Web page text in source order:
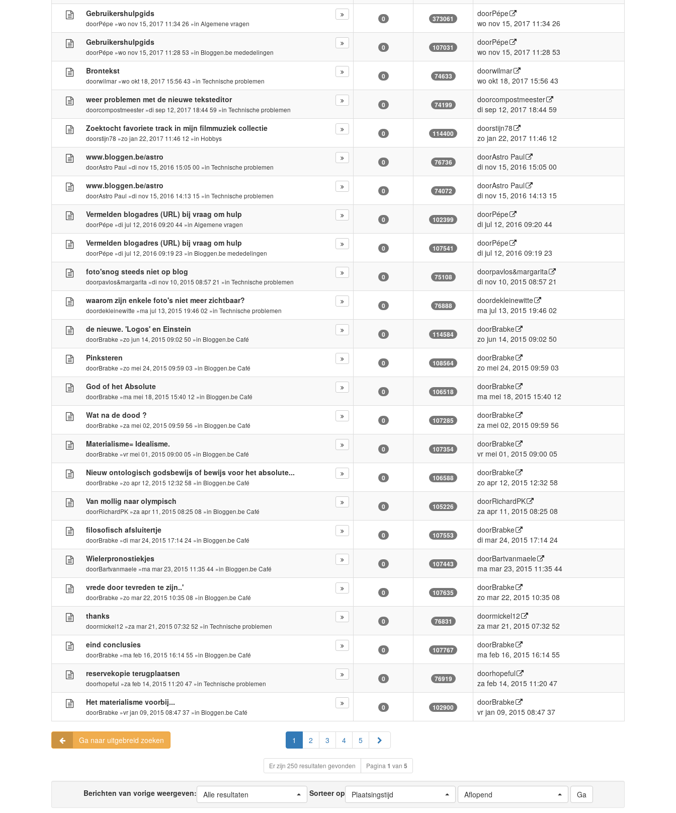
Gebruikershulpgids
doorPépe »wo nov 15, 2017 11:34 26 »inAlgemene vragen
0 373061
doorPépe
wo nov 15, 2017 11:34 26
Gebruikershulpgids
doorPépe »wo nov 15, 2017 11:28 53 »in Bloggen.be mededelingen
0 107031
doorPépe
wo nov 15, 2017 11:28 53
Brontekst
doorwilmar »wo okt 18, 2017 15:56 43 »inTechnische problemen
0 74633
doorwilmar
wo okt 18, 2017 15:56 43
weer problemen met de nieuwe teksteditor
doorcompostmeester »di sep 12, 2017 18:44 59 »inTechnische problemen
0 74199
doorcompostmeester
di sep 12, 2017 18:44 59
Zoektocht favoriete track in mijn filmmuziek collectie
doorstijn78 »zo jan 22, 2017 11:46 12 »in Hobbys
0 114400
doorstijn78
zo jan 22, 2017 11:46 12
www.bloggen.be/astro
doorAstro Paul »di nov 15, 2016 15:05 00 »inTechnische problemen
0 76736
doorAstro Paul
di nov 15, 2016 15:05 00
www.bloggen.be/astro
doorAstro Paul »di nov 15, 2016 14:13 15 »inTechnische problemen
0 74072
doorAstro Paul
di nov 15, 2016 14:13 15
Vermelden blogadres (URL) bij vraag om hulp
doorPépe »di jul 12, 2016 09:20 44 »inAlgemene vragen
0 102399
doorPépe
di jul 12, 2016 09:20 44
Vermelden blogadres (URL) bij vraag om hulp
doorPépe »di jul 12, 2016 09:19 23 »in Bloggen.be mededelingen
0 107541
doorPépe
di jul 12, 2016 09:19 23
foto'snog steeds niet op blog
doorpavlos&margarita »di nov 10, 2015 08:57 21 »inTechnische problemen
0 75108
doorpavlos&margarita
di nov 10, 2015 08:57 21
waarom zijn enkele foto's niet meer zichtbaar?
doordekleinewitte »ma jul 13, 2015 19:46 02 »inTechnische problemen
0 76888
doordekleinewitte
ma jul 13, 2015 19:46 02
de nieuwe. 'Logos' en Einstein
doorBrabke »zo jun 14, 2015 09:02 50 »in Bloggen.be Café
0 114584
doorBrabke
zo jun 14, 2015 09:02 50
Pinksteren
doorBrabke »zo mei 24, 2015 09:59 03 »in Bloggen.be Café
0 108564
doorBrabke
zo mei 24, 2015 09:59 03
God of het Absolute
doorBrabke »ma mei 18, 2015 15:40 12 »in Bloggen.be Café
0 106518
doorBrabke
ma mei 18, 2015 15:40 12
Wat na de dood ?
doorBrabke »za mei 02, 2015 09:59 56 »in Bloggen.be Café
0 107285
doorBrabke
za mei 02, 2015 09:59 56
Materialisme= Idealisme.
doorBrabke »vr mei 01, 2015 09:00 05 »in Bloggen.be Café
0 107354
doorBrabke
vr mei 01, 2015 09:00 05
Nieuw ontologisch godsbewijs of bewijs voor het absolute...
doorBrabke »zo apr 12, 2015 12:32 58 »in Bloggen.be Café
0 106588
doorBrabke
zo apr 12, 2015 12:32 58
Van mollig naar olympisch
doorRichardPK »za apr 11, 2015 08:25 08 »in Bloggen.be Café
0 105226
doorRichardPK
za apr 11, 2015 08:25 08
filosofisch afsluitertje
doorBrabke »di mar 24, 2015 17:14 24 »in Bloggen.be Café
0 107553
doorBrabke
di mar 24, 2015 17:14 24
Wielerpronostiekjes
doorBartvanmaele »ma mar 23, 2015 11:35 44 »in Bloggen.be Café
0 107443
doorBartvanmaele
ma mar 23, 2015 11:35 44
vrede door tevreden te zijn..'
doorBrabke »zo mar 22, 2015 10:35 08 »in Bloggen.be Café
0 107635
doorBrabke
zo mar 22, 2015 10:35 08
thanks
doormickel12 »za mar 21, 2015 07:32 52 »inTechnische problemen
0 76831
doormickel12
za mar 21, 2015 07:32 52
eind conclusies
doorBrabke »ma feb 16, 2015 16:14 55 »in Bloggen.be Café
0 107767
doorBrabke
ma feb 16, 2015 16:14 55
reservekopie terugplaatsen
doorhopeful »za feb 14, 2015 11:20 47 »inTechnische problemen
0 76919
doorhopeful
za feb 14, 2015 11:20 47
Het materialisme voorbij...
doorBrabke »vr jan 09, 2015 08:47 37 »in Bloggen.be Café
0 102900
doorBrabke
vr jan 09, 2015 08:47 37
Ga naar uitgebreid zoeken 1 2 3 4 5 Volgende
Er zijn 250 resultaten gevonden Pagina 1 van 5
Berichten van vorige weergeven: Alle resultaten Sorteer op Plaatsingstijd Aflopend